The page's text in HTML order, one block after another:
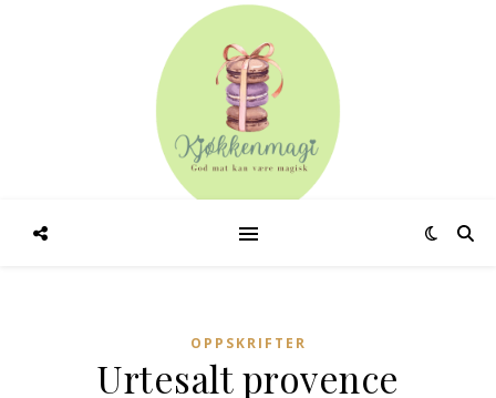
OPPSKRIFTER
Urtesalt provence